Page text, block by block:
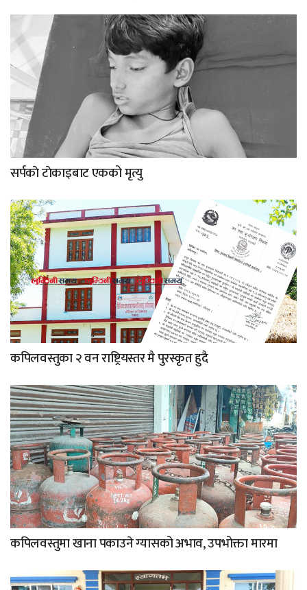
सर्पकाे टाेकाइबाट एकको मृत्यु
कपिलवस्तुका २ वन राष्ट्रियस्तर मै पुरस्कृत हुदै
कपिलवस्तुमा खाना पकाउने ग्यासको अभाव, उपभोक्ता मारमा